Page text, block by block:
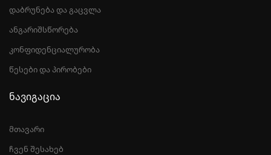
დაბრუნება და გაცვლა
ანგარიშსწორება
კონფიდენციალურობა
წესები და პირობები
ნავიგაცია
მთავარი
ჩვენ შესახებ